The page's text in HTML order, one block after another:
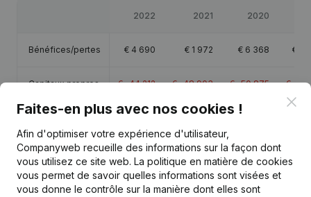
2022 2021 2020
Bénéfices/pertes € 4 690 € 1 972 € 6 368 €
Capitaux propres €-44 212 €-48 903 €-50 875 €-57
Faites-en plus avec nos cookies !
Afin d'optimiser votre expérience d'utilisateur,
Companyweb recueille des informations sur la façon dont
vous utilisez ce site web. La politique en matière de cookies
vous permet de savoir quelles informations sont visées et
vous donne le contrôle sur la manière dont elles sont